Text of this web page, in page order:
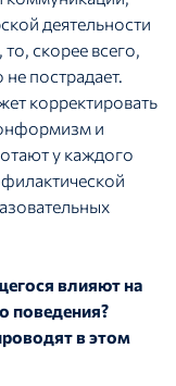
деятельности
скорее всего,
пострадает.
корректировать
и
у каждого
влияют на
поведения?
в этом